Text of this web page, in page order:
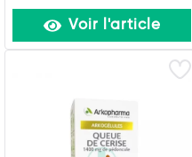
Voir l'article